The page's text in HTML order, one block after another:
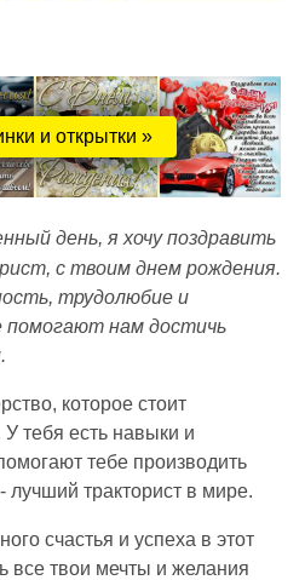
и открытки »
день, я хочу поздравить
с твоим днем рождения.
трудолюбие и
помогают нам достичь
которое стоит
тебя есть навыки и
тебе производить
лучший тракторист в мире.
счастья и успеха в этот
все твои мечты и желания